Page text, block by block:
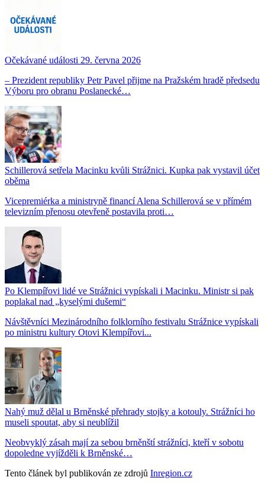
Očekávané události 29. června 2026
– Prezident republiky Petr Pavel přijme na Pražském hradě předsedu
Výboru pro obranu Poslanecké…
Schillerová setřela Macinku kvůli Strážnici. Kupka pak vystavil účet
oběma
Vicepremiérka a ministryně financí Alena Schillerová se v přímém
televizním přenosu otevřeně postavila proti…
Po Klempířovi lidé ve Strážnici vypískali i Macinku. Ministr si pak
poplakal nad „kyselými dušemi“
Návštěvníci Mezinárodního folklorního festivalu Strážnice vypískali
po ministru kultury Otovi Klempířovi...
Nahý muž dělal u Brněnské přehrady stojky a kotouly. Strážníci ho
museli spoutat, aby si neublížil
Neobvyklý zásah mají za sebou brněnští strážníci, kteří v sobotu
dopoledne vyjížděli k Brněnské…
Tento článek byl publikován ze zdrojů Inregion.cz